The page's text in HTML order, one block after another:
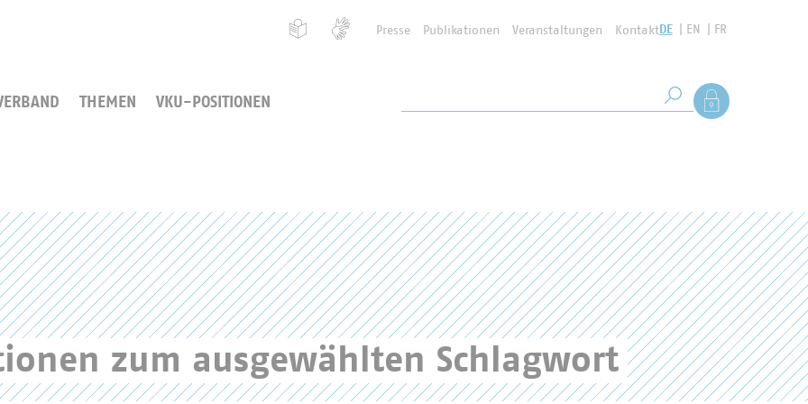
Presse Publikationen Veranstaltungen KontaktDE EN FR
THEMEN VKU-POSITIONEN Suche starten
Als Mitglied
zum ausgewählten Schlagwort